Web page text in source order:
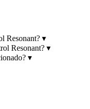
Resonant? ▾
Resonant? ▾
▾